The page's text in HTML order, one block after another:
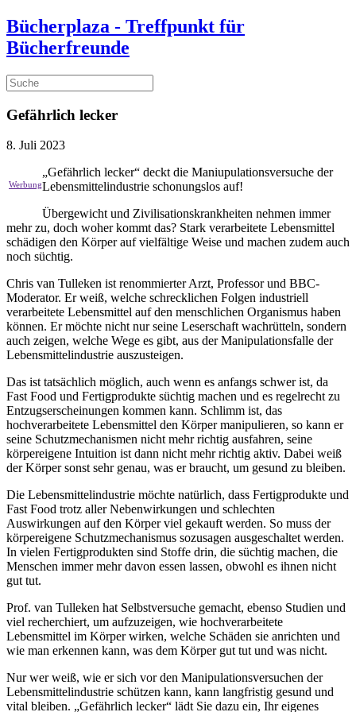
Bücherplaza - Treffpunkt für
Bücherfreunde
Gefährlich lecker
8. Juli 2023
„Gefährlich lecker“ deckt die Maniupulationsversuche der
Lebensmittelindustrie schonungslos auf!
Übergewicht und Zivilisationskrankheiten nehmen immer
mehr zu, doch woher kommt das? Stark verarbeitete Lebensmittel
schädigen den Körper auf vielfältige Weise und machen zudem auch
noch süchtig.
Chris van Tulleken ist renommierter Arzt, Professor und BBC-
Moderator. Er weiß, welche schrecklichen Folgen industriell
verarbeitete Lebensmittel auf den menschlichen Organismus haben
können. Er möchte nicht nur seine Leserschaft wachrütteln, sondern
auch zeigen, welche Wege es gibt, aus der Manipulationsfalle der
Lebensmittelindustrie auszusteigen.
Das ist tatsächlich möglich, auch wenn es anfangs schwer ist, da
Fast Food und Fertigprodukte süchtig machen und es regelrecht zu
Entzugserscheinungen kommen kann. Schlimm ist, das
hochverarbeitete Lebensmittel den Körper manipulieren, so kann er
seine Schutzmechanismen nicht mehr richtig ausfahren, seine
körpereigene Intuition ist dann nicht mehr richtig aktiv. Dabei weiß
der Körper sonst sehr genau, was er braucht, um gesund zu bleiben.
Die Lebensmittelindustrie möchte natürlich, dass Fertigprodukte und
Fast Food trotz aller Nebenwirkungen und schlechten
Auswirkungen auf den Körper viel gekauft werden. So muss der
körpereigene Schutzmechanismus sozusagen ausgeschaltet werden.
In vielen Fertigprodukten sind Stoffe drin, die süchtig machen, die
Menschen immer mehr davon essen lassen, obwohl es ihnen nicht
gut tut.
Prof. van Tulleken hat Selbstversuche gemacht, ebenso Studien und
viel recherchiert, um aufzuzeigen, wie hochverarbeitete
Lebensmittel im Körper wirken, welche Schäden sie anrichten und
wie man erkennen kann, was dem Körper gut tut und was nicht.
Nur wer weiß, wie er sich vor den Manipulationsversuchen der
Lebensmittelindustrie schützen kann, kann langfristig gesund und
vital bleiben. „Gefährlich lecker“ lädt Sie dazu ein, Ihr eigenes